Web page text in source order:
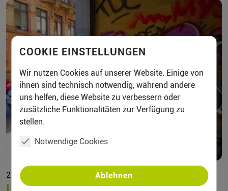
22.08.2026 - 14:30
COOKIE EINSTELLUNGEN
Wir nutzen Cookies auf unserer Website. Einige von
ihnen sind technisch notwendig, während andere
uns helfen, diese Website zu verbessern oder
zusätzliche Funktionalitäten zur Verfügung zu
stellen.
Notwendige Cookies
Ablehnen